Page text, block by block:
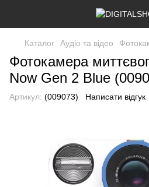
Каталог Аудіо та відео
Фотокамера
Now Gen 2 Blue
Артикул: (009073) Написати відгук